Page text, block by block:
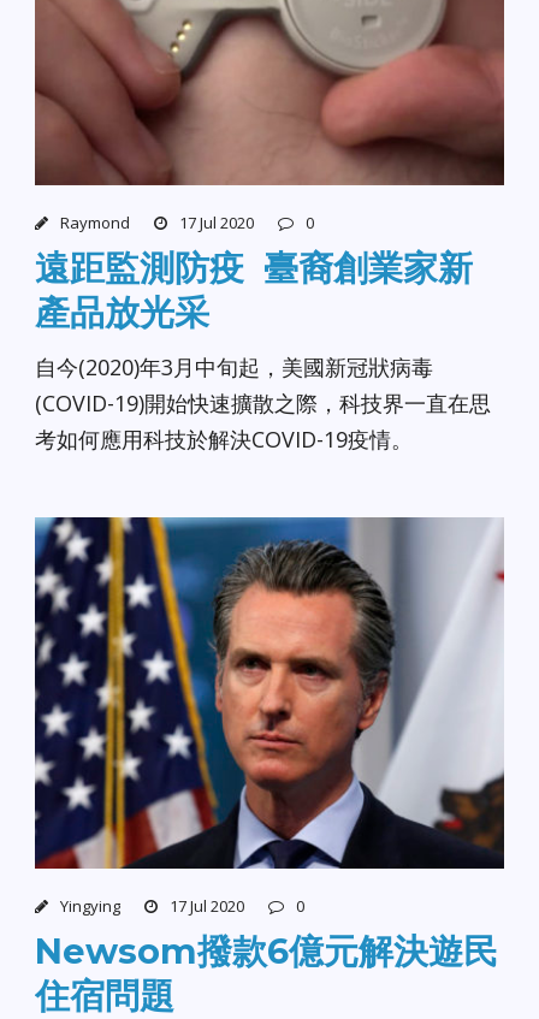
Raymond 17 Jul 2020 0
遠距監測防疫 臺裔創業家新
產品放光采
自今(2020)年3月中旬起，美國新冠狀病毒
(COVID-19)開始快速擴散之際，科技界一直在思
考如何應用科技於解決COVID-19疫情。
Yingying 17 Jul 2020 0
Newsom撥款6億元解決遊民
住宿問題